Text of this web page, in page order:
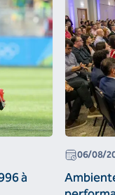
à
06/08/